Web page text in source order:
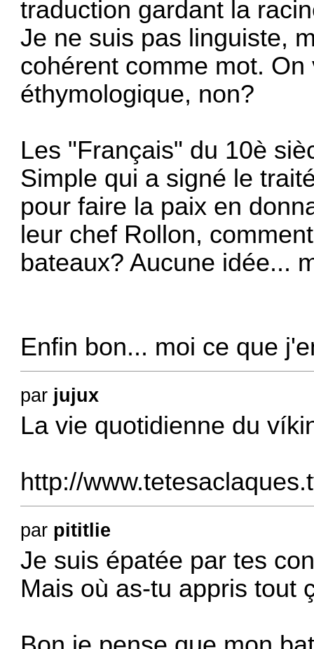
traduction gardant la
Je ne suis pas linguiste,
cohérent comme mot.
éthymologique, non?
Les "Français" du 10è
Simple qui a signé le
pour faire la paix en
leur chef Rollon,
bateaux? Aucune idée...
Enfin bon... moi ce que
par jujux
La vie quotidienne du
http://
par pititlie
Je suis épatée par tes
Mais où as-tu appris tout